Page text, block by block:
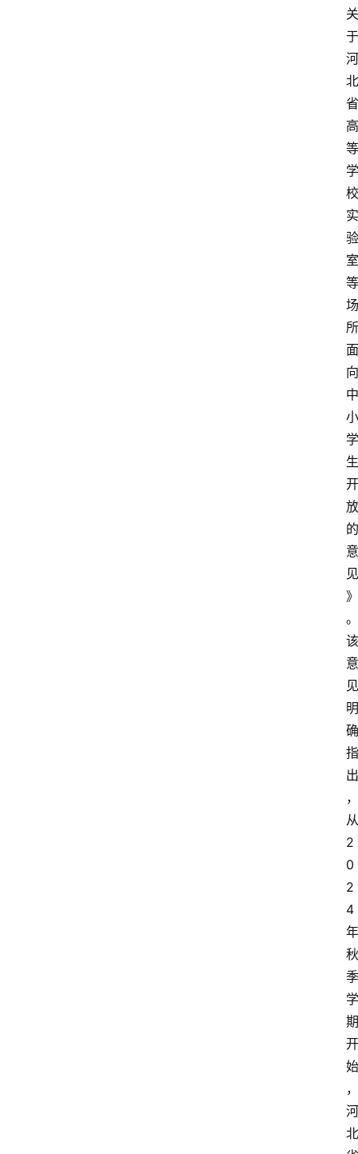
关
于
河
北
省
高
等
学
校
实
验
室
等
场
所
面
向
中
小
学
生
开
放
的
意
见
》
。
该
意
见
明
确
指
出
，
从
2
0
2
4
年
秋
季
学
期
开
始
，
河
北